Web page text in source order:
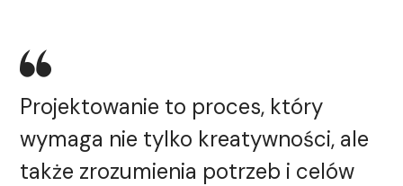
Projektowanie to proces, który
wymaga nie tylko kreatywności, ale
także zrozumienia potrzeb i celów